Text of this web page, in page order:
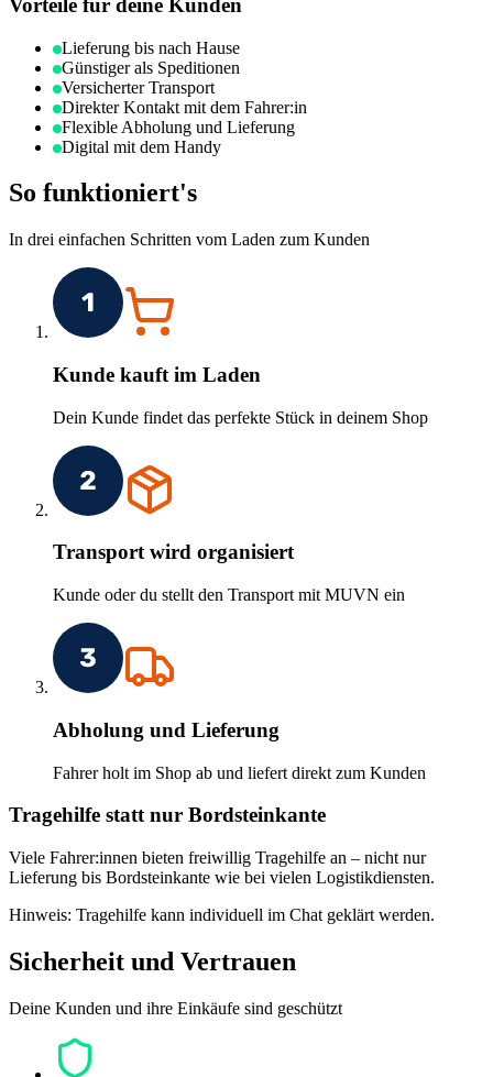
Vorteile für deine Kunden
Lieferung bis nach Hause
Günstiger als Speditionen
Versicherter Transport
Direkter Kontakt mit dem Fahrer:in
Flexible Abholung und Lieferung
Digital mit dem Handy
So funktioniert's
In drei einfachen Schritten vom Laden zum Kunden
Kunde kauft im Laden
Dein Kunde findet das perfekte Stück in deinem Shop
Transport wird organisiert
Kunde oder du stellt den Transport mit MUVN ein
Abholung und Lieferung
Fahrer holt im Shop ab und liefert direkt zum Kunden
Tragehilfe statt nur Bordsteinkante
Viele Fahrer:innen bieten freiwillig Tragehilfe an – nicht nur
Lieferung bis Bordsteinkante wie bei vielen Logistikdiensten.
Hinweis: Tragehilfe kann individuell im Chat geklärt werden.
Sicherheit und Vertrauen
Deine Kunden und ihre Einkäufe sind geschützt